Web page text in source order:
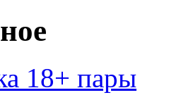
18+ пары